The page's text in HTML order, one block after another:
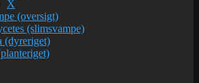
X
(oversigt)
(slimsvampe)
(dyreriget)